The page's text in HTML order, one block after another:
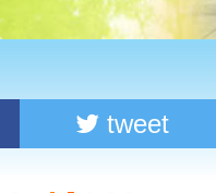
tweet